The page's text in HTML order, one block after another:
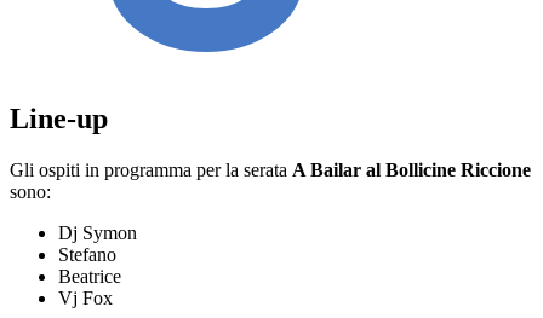
Line-up
Gli ospiti in programma per la serata A Bailar al Bollicine Riccione
sono:
Dj Symon
Stefano
Beatrice
Vj Fox